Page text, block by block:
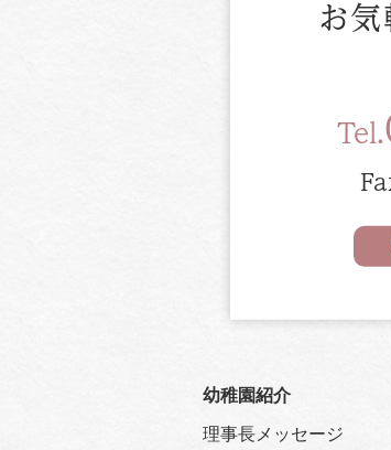
お
Tel.
幼稚園紹介
理事長メッセージ